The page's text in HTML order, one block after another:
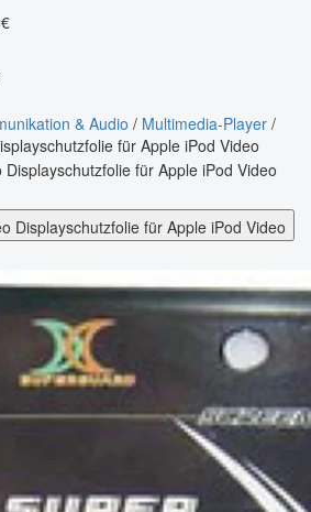
& Audio / Multimedia-Player /
für Apple iPod Video